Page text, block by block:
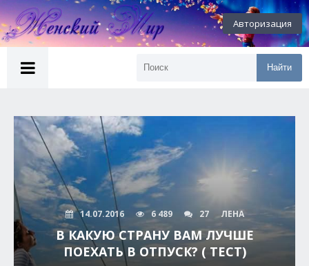
Авторизация
Найти
14.07.2016 6 489 27 ЛЕНА
В КАКУЮ СТРАНУ ВАМ ЛУЧШЕ
ПОЕХАТЬ В ОТПУСК? ( ТЕСТ)